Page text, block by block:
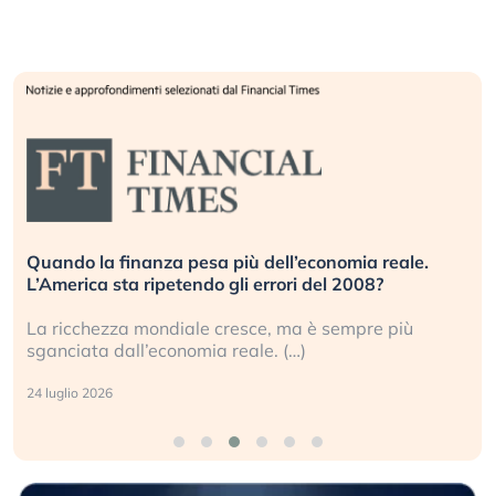
Quando la finanza pesa più dell’economia reale.
L’America sta ripetendo gli errori del 2008?
La ricchezza mondiale cresce, ma è sempre più
sganciata dall’economia reale. (…)
24 luglio 2026